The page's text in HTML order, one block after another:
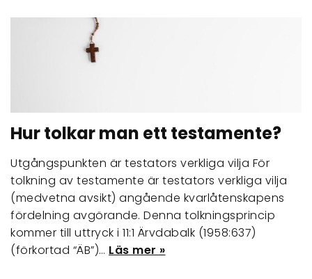
Hur tolkar man ett testamente?
Utgångspunkten är testators verkliga vilja För
tolkning av testamente är testators verkliga vilja
(medvetna avsikt) angående kvarlåtenskapens
fördelning avgörande. Denna tolkningsprincip
kommer till uttryck i 11:1 Ärvdabalk (1958:637)
(förkortad “ÄB”)… Läs mer »